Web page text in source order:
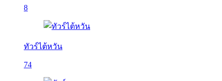
8
ทัวร์ไต้หวัน
74